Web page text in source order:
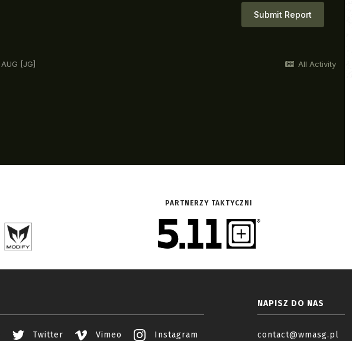
PARTNERZY TAKTYCZNI
Twitter Vimeo Instagram
NAPISZ DO NAS
contact@wmasg.pl